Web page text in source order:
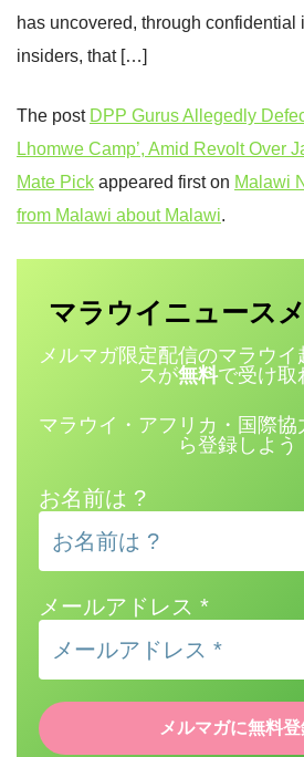
has uncovered, through
insiders, that […]
The post DPP Gurus Allegedly
Lhomwe Camp’, Amid Revolt Over
Mate Pick appeared first on Malawi
from Malawi about Malawi.
マラウイニュース
メルマガ限定配信のマラウ
スが無料で受け取
マラウイ・アフリカ・国際協
ら登録しよう
お名前は ?
メールアドレス *